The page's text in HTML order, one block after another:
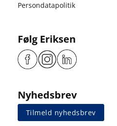
Persondatapolitik
Følg Eriksen
Nyhedsbrev
Tilmeld nyhedsbrev